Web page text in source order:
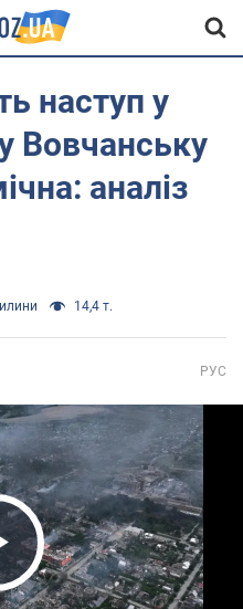
наступ у
Вовчанську
аналіз
14,4 т.
РУС
Video